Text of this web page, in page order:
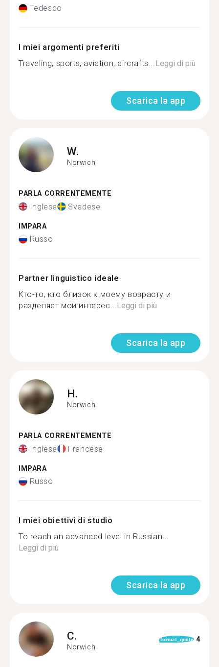
Tedesco
I miei argomenti preferiti
Traveling, sports, aviation, aircrafts...Leggi di più
Scarica la app
W.
Norwich
PARLA CORRENTEMENTE
Inglese Svedese
IMPARA
Russo
Partner linguistico ideale
Кто-то, кто близок к моему возрасту и
разделяет мои интерес...Leggi di più
Scarica la app
H.
Norwich
PARLA CORRENTEMENTE
Inglese Francese
IMPARA
Russo
I miei obiettivi di studio
To reach an advanced level in Russian...
Leggi di più
Scarica la app
C.
Norwich
format_quote 4